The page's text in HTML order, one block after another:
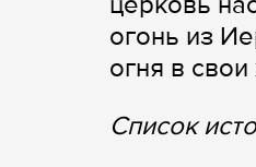
огонь из
огня в свои
Список